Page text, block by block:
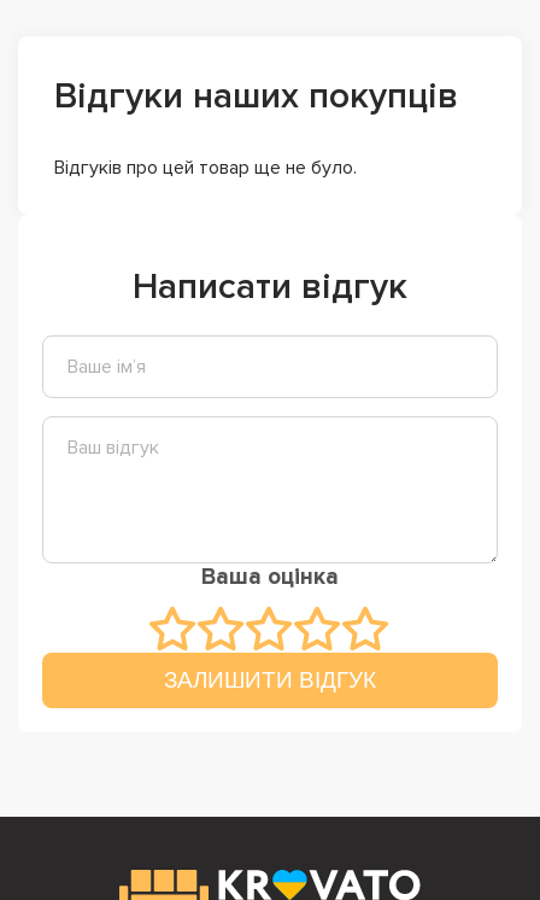
Відгуки наших покупців
Відгуків про цей товар ще не було.
Написати відгук
Ваша оцінка
ЗАЛИШИТИ ВІДГУК